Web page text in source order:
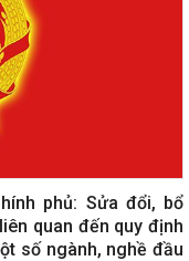
phủ: Sửa đổi, bổ
quan đến quy định
số ngành, nghề đầu